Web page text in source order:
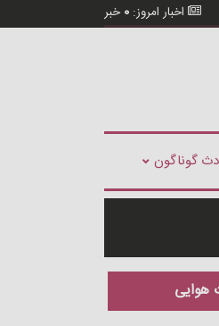
اخبار امروز: 0 خبر
گوناگون
هوایی